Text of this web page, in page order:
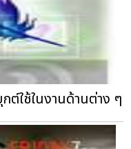
ต์ใช้ในงานด้านต่าง ๆ